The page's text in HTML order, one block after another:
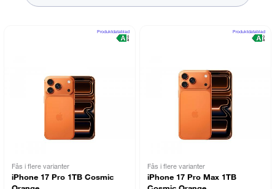
Produktdatablad
Fås i flere varianter
iPhone 17 Pro 1TB Cosmic
Produktdatablad
Fås i flere varianter
iPhone 17 Pro Max 1TB